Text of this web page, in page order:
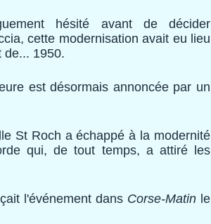
hésité avant de décider
cette modernisation avait eu lieu
de... 1950.
est désormais annoncée par un
St Roch a échappé à la modernité
qui, de tout temps, a attiré les
l'événement dans Corse-Matin le